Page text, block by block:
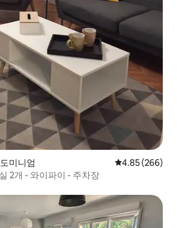
미니엄 평점 4.85점(5
4.85 (266)
2개 - 와이파이 - 주차장